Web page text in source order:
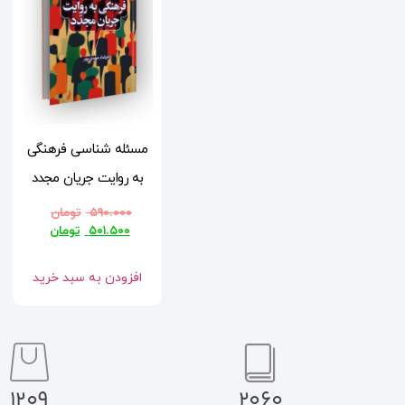
مسئله شناسی فرهنگی
به روایت جریان مجدد
۵۹۰.۰۰۰ تومان
۵۰۱.۵۰۰ تومان
افزودن به سبد خرید